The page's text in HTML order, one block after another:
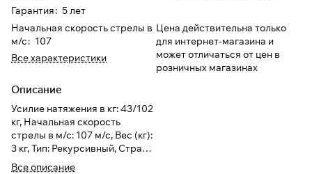
Гарантия: 5 лет
Начальная скорость стрелы в
м/с: 107
Все характеристики
Описание
Усилие натяжения в кг: 43/102
кг, Начальная скорость
стрелы в м/с: 107 м/с, Вес (кг):
3 кг, Тип: Рекурсивный, Страна
производитель: Канада
Все описание
Цена действительна только
для интернет-магазина и
может отличаться от цен в
розничных магазинах
Оплачивайте сегодня только25%
картой любого банка
выбранный способом
Оставшиеся